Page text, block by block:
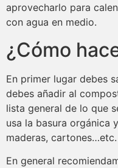
aprovecharlo para
con agua en medio.
¿Cómo
En primer lugar debes
debes añadir al
lista general de lo que
usa la basura orgánica
maderas, cartones…etc.
En general